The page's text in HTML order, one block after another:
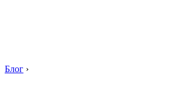
Блог ›